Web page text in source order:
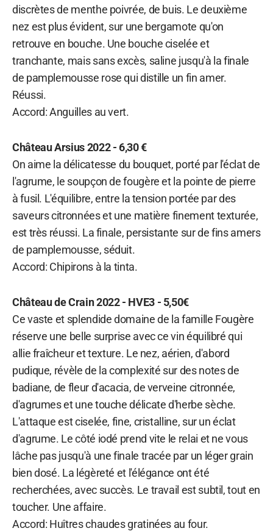
discrètes de menthe poivrée, de buis. Le deuxième
nez est plus évident, sur une bergamote qu'on
retrouve en bouche. Une bouche ciselée et
tranchante, mais sans excès, saline jusqu'à la finale
de pamplemousse rose qui distille un fin amer.
Réussi.
Accord: Anguilles au vert.
Château Arsius 2022 - 6,30 €
On aime la délicatesse du bouquet, porté par l'éclat de
l'agrume, le soupçon de fougère et la pointe de pierre
à fusil. L'équilibre, entre la tension portée par des
saveurs citronnées et une matière finement texturée,
est très réussi. La finale, persistante sur de fins amers
de pamplemousse, séduit.
Accord: Chipirons à la tinta.
Château de Crain 2022 - HVE3 - 5,50€
Ce vaste et splendide domaine de la famille Fougère
réserve une belle surprise avec ce vin équilibré qui
allie fraîcheur et texture. Le nez, aérien, d'abord
pudique, révèle de la complexité sur des notes de
badiane, de fleur d'acacia, de verveine citronnée,
d'agrumes et une touche délicate d'herbe sèche.
L'attaque est ciselée, fine, cristalline, sur un éclat
d'agrume. Le côté iodé prend vite le relai et ne vous
lâche pas jusqu'à une finale tracée par un léger grain
bien dosé. La légèreté et l'élégance ont été
recherchées, avec succès. Le travail est subtil, tout en
toucher. Une affaire.
Accord: Huîtres chaudes gratinées au four.